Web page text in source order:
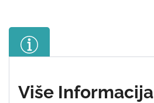
Više Informacija